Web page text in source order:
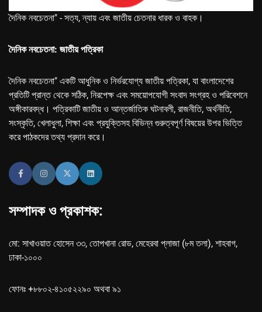
দৈনিক নবচেতনা" - সত্য, ন্যায় এবং জাতীয় চেতনার ধারক ও বাহক।
দৈনিক নবচেতনা: জাতীয় পত্রিকা
দৈনিক নবচেতনা" একটি আধুনিক ও নির্ভরযোগ্য জাতীয় পত্রিকা, যা বাংলাদেশের
প্রতিটি প্রান্ত থেকে সঠিক, নিরপেক্ষ এবং সময়োপযোগী সংবাদ সংগ্রহ ও পরিবেশনে
অঙ্গীকারবদ্ধ। পত্রিকাটি জাতীয় ও আন্তর্জাতিক ঘটনাবলী, রাজনীতি, অর্থনীতি,
সংস্কৃতি, খেলাধুলা, শিক্ষা এবং প্রযুক্তিসহ বিভিন্ন গুরুত্বপূর্ণ বিষয়ের উপর ভিত্তি
করে পাঠকদের তথ্য প্রদান করে।
সম্পাদক ও প্রকাশক:
মো: সাখাওয়াত হোসেন ৩৩, তোপখানা রোড, মেহেরবা প্লাজা (৮ম তলা), শাহবাগ,
ঢাকা-১০০০
ফোনঃ +৮৮০২-৪১০৫২২৯০ অথবা ৯১